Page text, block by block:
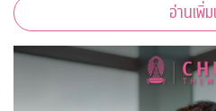
อ่านเพิ่